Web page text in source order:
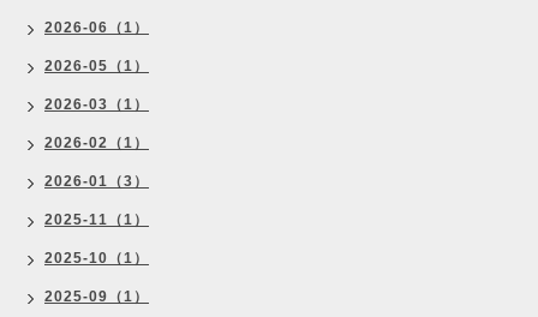
2026-06（1）
2026-05（1）
2026-03（1）
2026-02（1）
2026-01（3）
2025-11（1）
2025-10（1）
2025-09（1）